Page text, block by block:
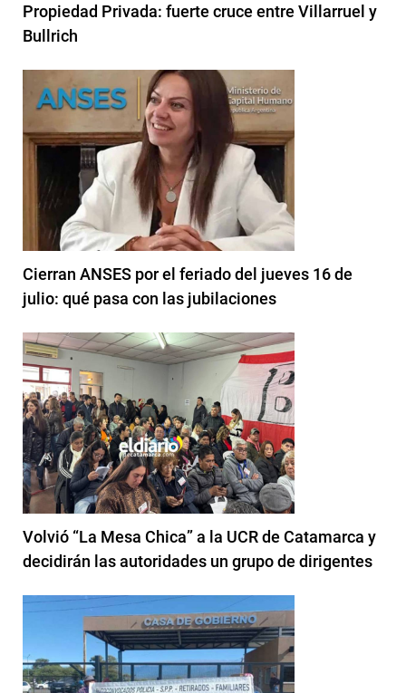
Propiedad Privada: fuerte cruce entre Villarruel y
Bullrich
Cierran ANSES por el feriado del jueves 16 de
julio: qué pasa con las jubilaciones
Volvió “La Mesa Chica” a la UCR de Catamarca y
decidirán las autoridades un grupo de dirigentes